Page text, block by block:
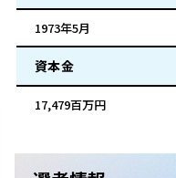
1973年5月
資本金
17,479百万円